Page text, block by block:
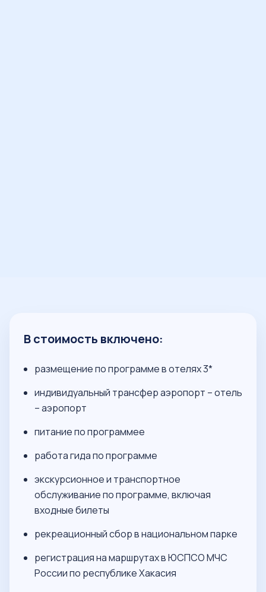
В стоимость включено:
размещение по программе в отелях 3*
индивидуальный трансфер аэропорт – отель
– аэропорт
питание по программее
работа гида по программе
экскурсионное и транспортное
обслуживание по программе, включая
входные билеты
рекреационный сбор в национальном парке
регистрация на маршрутах в ЮСПСО МЧС
России по республике Хакасия